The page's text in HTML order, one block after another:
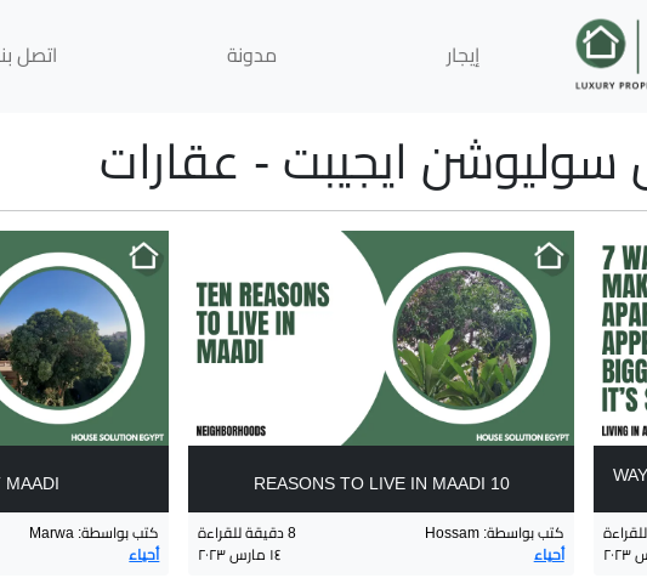
إيجار مدونة اتصل
ايجيبت - عقارات
7
10 REASONS TO LIVE IN MAADI
كتب بواسطة:
Hossam
8 دقيقة للقراءة
أحياء
١٤ مارس ٢٠٢٣
MAADI
كتب بواسطة:
Marwa
أحياء